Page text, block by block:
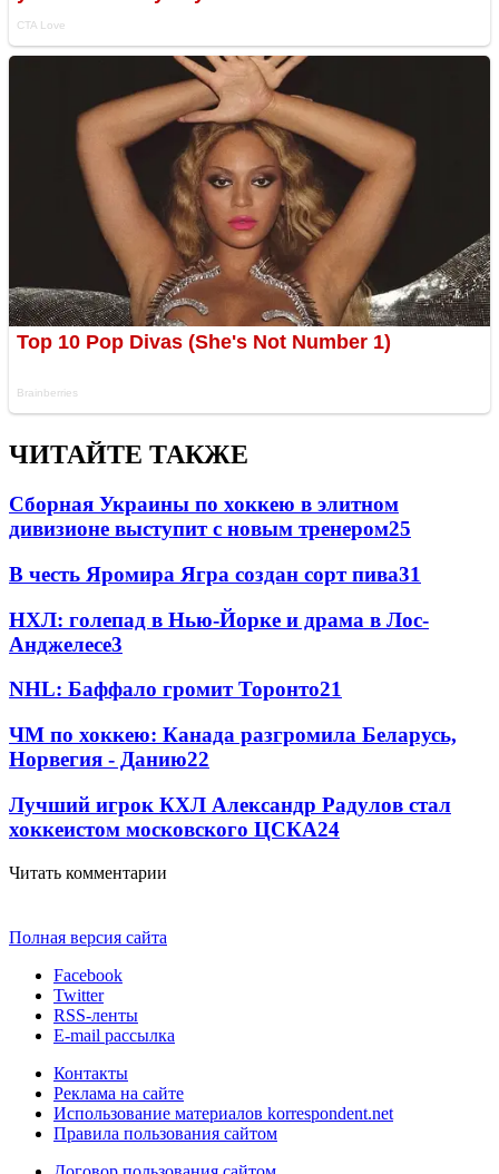
ЧИТАЙТЕ ТАКЖЕ
Сборная Украины по хоккею в элитном
дивизионе выступит с новым тренером25
В честь Яромира Ягра создан сорт пива31
НХЛ: голепад в Нью-Йорке и драма в Лос-
Анджелесе3
NHL: Баффало громит Торонто21
ЧМ по хоккею: Канада разгромила Беларусь,
Норвегия - Данию22
Лучший игрок КХЛ Александр Радулов стал
хоккеистом московского ЦСКА24
Читать комментарии
Полная версия сайта
Facebook
Twitter
RSS-ленты
E-mail рассылка
Контакты
Реклама на сайте
Использование материалов korrespondent.net
Правила пользования сайтом